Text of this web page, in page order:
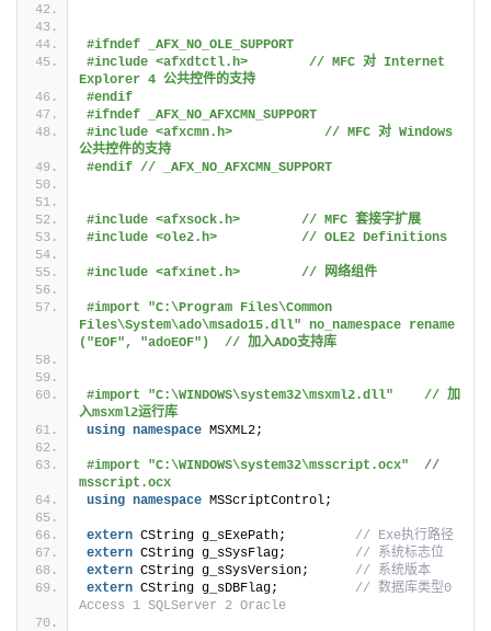
#ifndef _AFX_NO_OLE_SUPPORT
#include <afxdtctl.h>        // MFC 对 Internet
Explorer 4 公共控件的支持
#endif
#ifndef _AFX_NO_AFXCMN_SUPPORT
#include <afxcmn.h>            // MFC 对 Windows
公共控件的支持
#endif // _AFX_NO_AFXCMN_SUPPORT
#include <afxsock.h>        // MFC 套接字扩展
#include <ole2.h>           // OLE2 Definitions
#include <afxinet.h>        // 网络组件
#import "C:\Program Files\Common
Files\System\ado\msado15.dll" no_namespace rename
("EOF", "adoEOF")  // 加入ADO支持库
#import "C:\WINDOWS\system32\msxml2.dll"    // 加
入msxml2运行库
using namespace MSXML2;
#import "C:\WINDOWS\system32\msscript.ocx"  //
msscript.ocx
using namespace MSScriptControl;
extern CString g_sExePath; // Exe执行路径
extern CString g_sSysFlag; // 系统标志位
extern CString g_sSysVersion; // 系统版本
extern CString g_sDBFlag; // 数据库类型0
Access 1 SQLServer 2 Oracle